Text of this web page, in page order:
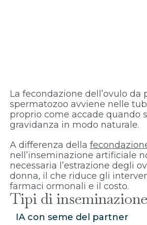
La fecondazione dell’ovulo da
spermatozoo avviene nelle
proprio come accade quando
gravidanza in modo naturale.
A differenza della
nell’inseminazione artificiale
necessaria l’estrazione degli
donna, il che riduce gli
farmaci ormonali e il costo.
Tipi di
IA con seme del partner